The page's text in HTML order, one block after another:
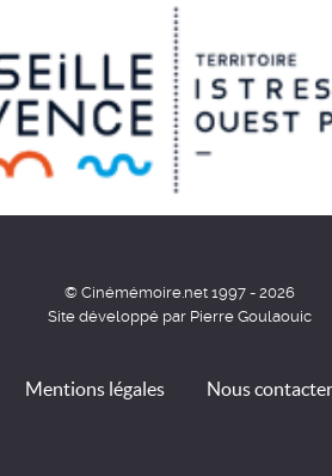
© Cinémémoire.net 1997 - 2026
Site développé par Pierre Goulaouic
Mentions légales Nous contacter